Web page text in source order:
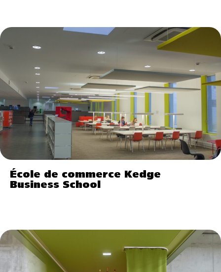
École de commerce Kedge
Business School